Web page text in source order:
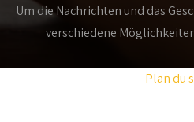
Um die Nachrichten und das
verschiedene
Plan du